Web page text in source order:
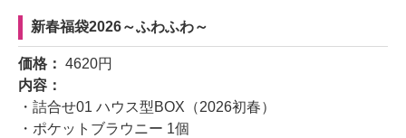
新春福袋2026～ふわふわ～
価格： 4620円
内容：
・詰合せ01 ハウス型BOX（2026初春）
・ポケットブラウニー 1個